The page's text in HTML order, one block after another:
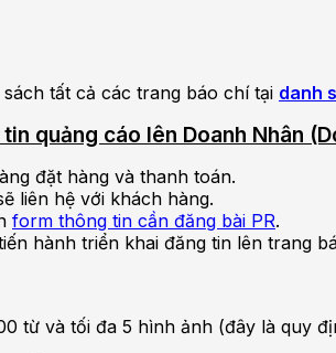
tất cả các trang báo chí tại danh
quảng cáo lên Doanh Nhân
đặt hàng và thanh toán.
liên hệ với khách hàng.
form thông tin cần đăng bài PR.
hành triển khai đăng tin lên trang
từ và tối đa 5 hình ảnh (đây là quy